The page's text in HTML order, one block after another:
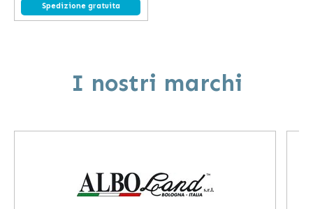
Spedizione gratuita
I nostri marchi